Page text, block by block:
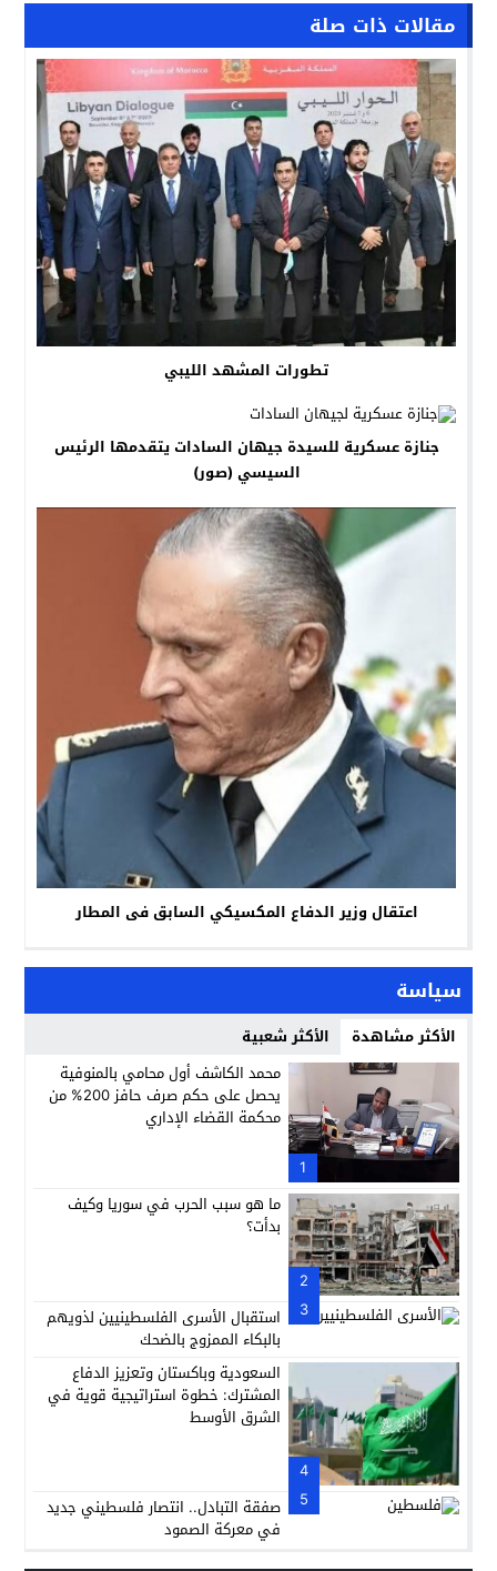
مقالات ذات صلة
تطورات المشهد الليبي
جنازة عسكرية للسيدة جيهان السادات يتقدمها الرئيس
السيسي (صور)
اعتقال وزير الدفاع المكسيكي السابق فى المطار
سياسة
الأكثر مشاهدة الأكثر شعبية
1
محمد الكاشف أول محامي بالمنوفية
يحصل على حكم صرف حافز 200% من
محكمة القضاء الإداري
2
ما هو سبب الحرب في سوريا وكيف
بدأت؟
3
استقبال الأسرى الفلسطينيين لذويهم
بالبكاء الممزوج بالضحك
4
السعودية وباكستان وتعزيز الدفاع
المشترك: خطوة استراتيجية قوية في
الشرق الأوسط
5
صفقة التبادل.. انتصار فلسطيني جديد
في معركة الصمود